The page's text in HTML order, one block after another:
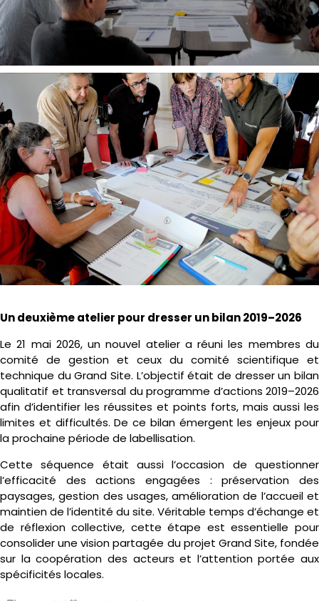
Un deuxième atelier pour dresser un bilan 2019–2026
Le 21 mai 2026, un nouvel atelier a réuni les membres du
comité de gestion et ceux du comité scientifique et
technique du Grand Site. L’objectif était de dresser un bilan
qualitatif et transversal du programme d’actions 2019–2026
afin d’identifier les réussites et points forts, mais aussi les
limites et difficultés. De ce bilan émergent les enjeux pour
la prochaine période de labellisation.
Cette séquence était aussi l’occasion de questionner
l’efficacité des actions engagées : préservation des
paysages, gestion des usages, amélioration de l’accueil et
maintien de l’identité du site. Véritable temps d’échange et
de réflexion collective, cette étape est essentielle pour
consolider une vision partagée du projet Grand Site, fondée
sur la coopération des acteurs et l’attention portée aux
spécificités locales.